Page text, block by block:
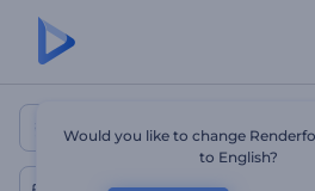
パーティーの招
Would you like to change
to English?